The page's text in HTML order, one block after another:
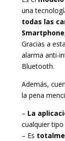
una
todas las
Gracias a
alarma anti-
Bluetooth.
Además,
la pena
– La
cualquier
– Es